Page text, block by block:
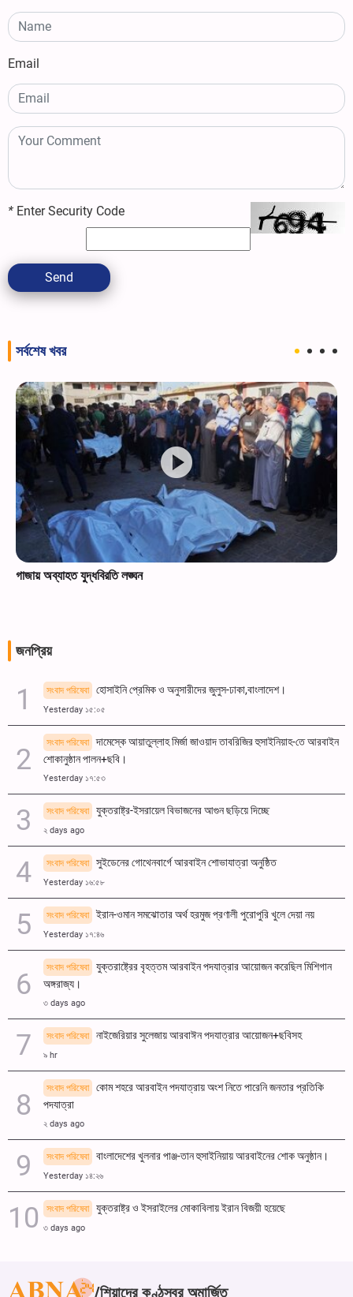
Email
* Enter Security Code
Send
সর্বশেষ খবর
গাজায় অব্যাহত যুদ্ধবিরতি লঙ্ঘন
জনপ্রিয়
সংবাদ পরিষেবা হোসাইনি প্রেমিক ও অনুসারীদের জুলুস-ঢাকা,বাংলাদেশ।
Yesterday ১৫:০৫
সংবাদ পরিষেবা
দামেস্কে আয়াতুল্লাহ মির্জা জাওয়াদ তাবরিজির হুসাইনিয়াহ-তে আরবাইন
শোকানুষ্ঠান পালন+ছবি।
Yesterday ১৭:৫৩
সংবাদ পরিষেবা যুক্তরাষ্ট্র-ইসরায়েল বিভাজনের আগুন ছড়িয়ে দিচ্ছে
২ days ago
সংবাদ পরিষেবা সুইডেনের গোথেনবার্গে আরবাইন শোভাযাত্রা অনুষ্ঠিত
Yesterday ১৬:৫৮
সংবাদ পরিষেবা ইরান-ওমান সমঝোতার অর্থ হরমুজ প্রণালী পুরোপুরি খুলে দেয়া নয়
Yesterday ১৭:৪৬
সংবাদ পরিষেবা
যুক্তরাষ্ট্রের বৃহত্তম আরবাইন পদযাত্রার আয়োজন করেছিল মিশিগান
অঙ্গরাজ্য।
৩ days ago
সংবাদ পরিষেবা নাইজেরিয়ার সুলেজায় আরবাঈন পদযাত্রার আয়োজন+ছবিসহ
৯ hr
সংবাদ পরিষেবা
কোম শহরে আরবাইন পদযাত্রায় অংশ নিতে পারেনি জনতার প্রতিকি
পদযাত্রা
২ days ago
সংবাদ পরিষেবা বাংলাদেশের খুলনার পাঞ্জ-তান হুসাইনিয়ায় আরবাইনের শোক অনুষ্ঠান।
Yesterday ১৪:২৬
সংবাদ পরিষেবা যুক্তরাষ্ট্র ও ইসরাইলের মোকাবিলায় ইরান বিজয়ী হয়েছে
৩ days ago
শিয়াদের কণ্ঠস্বর অমার্জিত